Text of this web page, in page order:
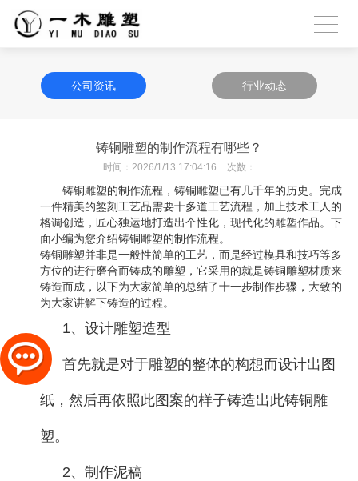
公司资讯 行业动态
铸铜雕塑的制作流程有哪些？
时间： 2026/1/13 17:04:16 次数：
铸铜雕塑的制作流程，铸铜雕塑已有几千年的历史。完成
一件精美的錾刻工艺品需要十多道工艺流程，加上技术工人的
格调创造，匠心独运地打造出个性化，现代化的雕塑作品。下
面小编为您介绍铸铜雕塑的制作流程。
铸铜雕塑并非是一般性简单的工艺，而是经过模具和技巧等多
方位的进行磨合而铸成的雕塑，它采用的就是铸铜雕塑材质来
铸造而成，以下为大家简单的总结了十一步制作步骤，大致的
为大家讲解下铸造的过程。
1、设计雕塑造型
首先就是对于雕塑的整体的构想而设计出图
纸，然后再依照此图案的样子铸造出此铸铜雕
塑。
2、制作泥稿